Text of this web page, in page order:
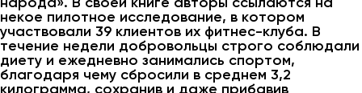
некое пилотное исследование, в котором
участвовали 39 клиентов их фитнес-клуба. В
течение недели добровольцы строго соблюдали
диету и ежедневно занимались спортом,
благодаря чему сбросили в среднем 3,2
килограмма, сохранив и даже прибавив